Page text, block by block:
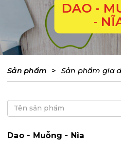
DAO -
-
Sản phẩm > Sản phẩm gia
Dao - Muỗng - Nĩa